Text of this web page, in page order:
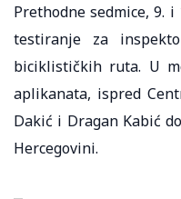
Prethodne sedmice, 9.
testiranje za
biciklističkih ruta. U
aplikanata, ispred
Dakić i Dragan Kabić
Hercegovini.